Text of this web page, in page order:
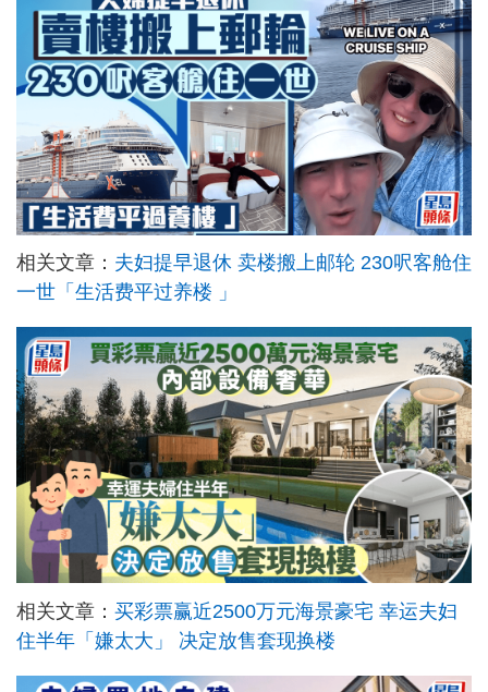
相关文章： 夫妇提早退休 卖楼搬上邮轮 230呎客舱住
一世「生活费平过养楼 」
相关文章： 买彩票赢近2500万元海景豪宅 幸运夫妇
住半年「嫌太大」 决定放售套现换楼